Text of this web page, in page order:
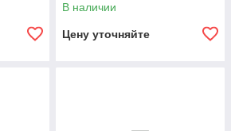
В наличии
Цену уточняйте